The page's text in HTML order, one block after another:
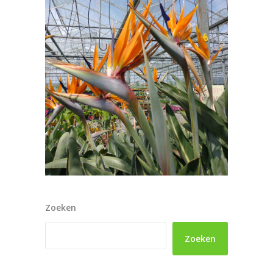
Zoeken
Zoeken